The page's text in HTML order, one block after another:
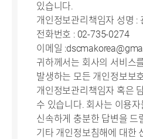
있습니다.
개인정보관리책임자 성명 :
전화번호 : 02-735-0274
이메일
귀하께서는 회사의 서비스
발생하는 모든 개인정보보
개인정보관리책임자 혹은
수 있습니다. 회사는 이용
신속하게 충분한 답변을 드
기타 개인정보침해에 대한